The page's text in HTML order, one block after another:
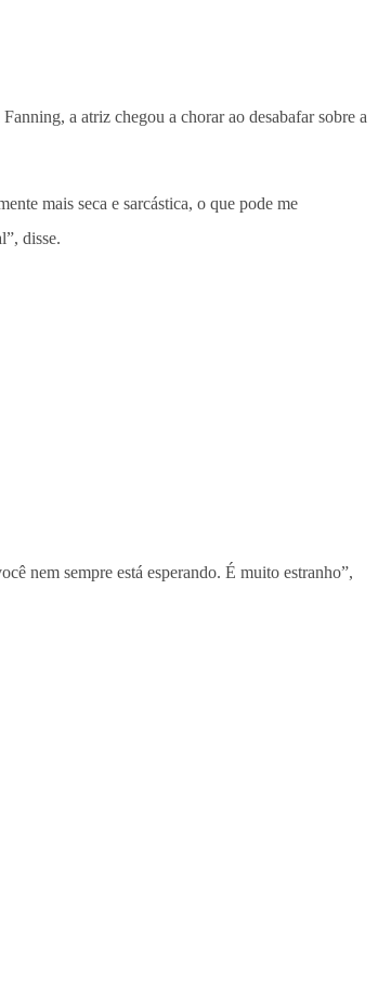
a atriz chegou a chorar ao desabafar sobre a
mais seca e sarcástica, o que pode me
disse.
nem sempre está esperando. É muito estranho”,